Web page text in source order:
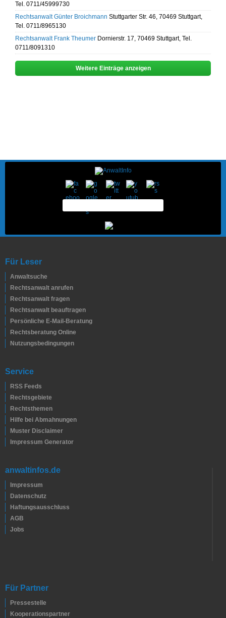
Tel. 0711/45999730
Rechtsanwalt Günter Broichmann Stuttgarter Str. 46, 70469 Stuttgart,
Tel. 0711/8965130
Rechtsanwalt Frank Theumer Dornierstr. 17, 70469 Stuttgart, Tel.
0711/8091310
Weitere Einträge anzeigen
Für Leser
Anwaltsuche
Rechtsanwalt anrufen
Rechtsanwalt fragen
Rechtsanwalt beauftragen
Persönliche E-Mail-Beratung
Rechtsberatung Online
Nutzungsbedingungen
Service
RSS Feeds
Rechtsgebiete
Rechtsthemen
Hilfe bei Abmahnungen
Muster Disclaimer
Impressum Generator
anwaltinfos.de
Impressum
Datenschutz
Haftungsausschluss
AGB
Jobs
Für Partner
Pressestelle
Kooperationspartner